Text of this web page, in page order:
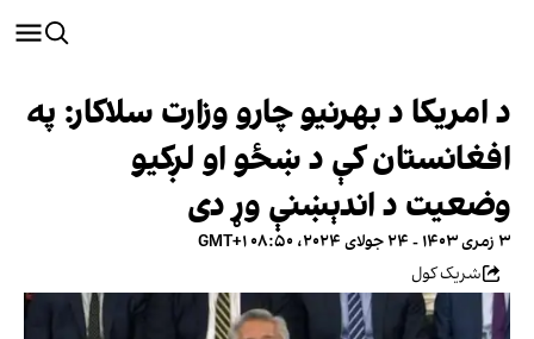
د امریکا د بهرنیو چارو وزارت سلاکار: په
افغانستان کې د ښځو او لږکیو
وضعیت د اندېښنې وړ دی
۳ زمری ۱۴۰۳ - ۲۴ جولای ۲۰۲۴، ۰۸:۵۰ GMT+۱
شریک کول